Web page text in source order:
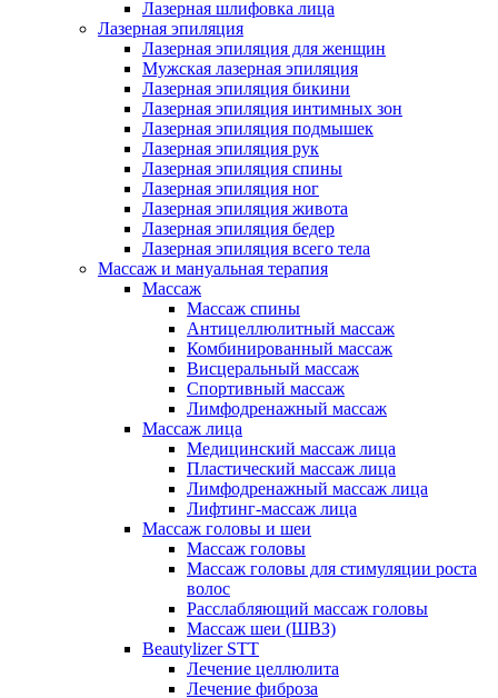
Лазерная шлифовка лица
Лазерная эпиляция
Лазерная эпиляция для женщин
Мужская лазерная эпиляция
Лазерная эпиляция бикини
Лазерная эпиляция интимных зон
Лазерная эпиляция подмышек
Лазерная эпиляция рук
Лазерная эпиляция спины
Лазерная эпиляция ног
Лазерная эпиляция живота
Лазерная эпиляция бедер
Лазерная эпиляция всего тела
Массаж и мануальная терапия
Массаж
Массаж спины
Антицеллюлитный массаж
Комбинированный массаж
Висцеральный массаж
Спортивный массаж
Лимфодренажный массаж
Массаж лица
Медицинский массаж лица
Пластический массаж лица
Лимфодренажный массаж лица
Лифтинг-массаж лица
Массаж головы и шеи
Массаж головы
Массаж головы для стимуляции роста
волос
Расслабляющий массаж головы
Массаж шеи (ШВЗ)
Beautylizer STT
Лечение целлюлита
Лечение фиброза